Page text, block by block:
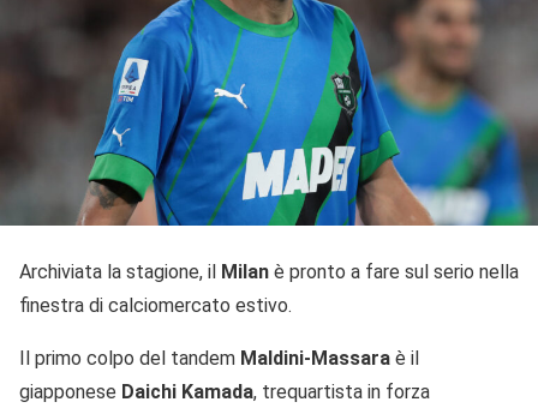
Archiviata la stagione, il Milan è pronto a fare sul serio nella
finestra di calciomercato estivo.
Il primo colpo del tandem Maldini-Massara è il
giapponese Daichi Kamada, trequartista in forza